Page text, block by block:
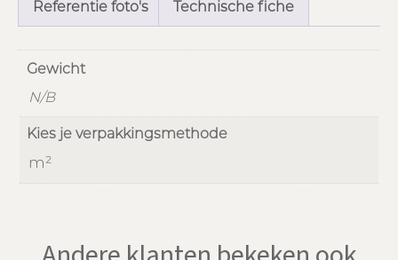
Referentie foto's Technische fiche
Gewicht
N/B
Kies je verpakkingsmethode
m²